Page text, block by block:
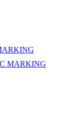
MARKING